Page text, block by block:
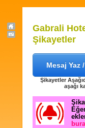
Gabrali
Şikayetler
Mesaj Yaz
Şikayetler
aşağı